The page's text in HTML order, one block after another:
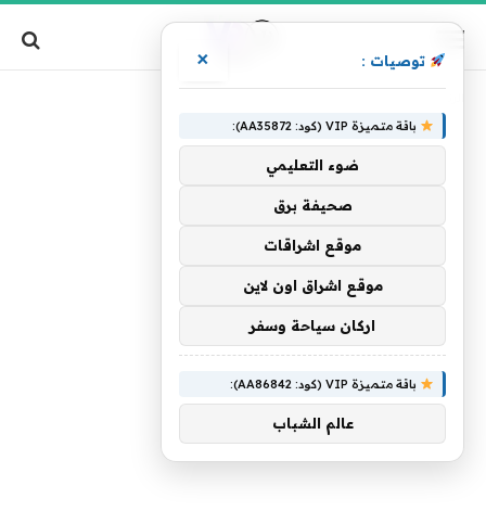
توصيات : ×
باقة متميزة VIP (كود: AA35872):
ضوء التعليمي
صحيفة برق
موقع اشراقات
موقع اشراق اون لاين
اركان سياحة وسفر
باقة متميزة VIP (كود: AA86842):
عالم الشباب